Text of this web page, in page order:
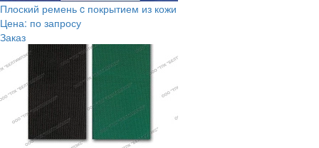
Плоский ремень c покрытием из кожи
Цена: по запросу
Заказ